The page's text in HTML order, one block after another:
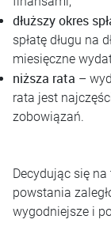
dłuższy okres
spłatę długu na
miesięczne
niższa rata –
rata jest
zobowiązań.
Decydując się
powstania
wygodniejsze i